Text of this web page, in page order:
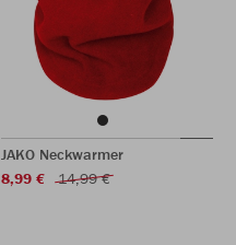
JAKO Neckwarmer
8,99 €
14,99 €